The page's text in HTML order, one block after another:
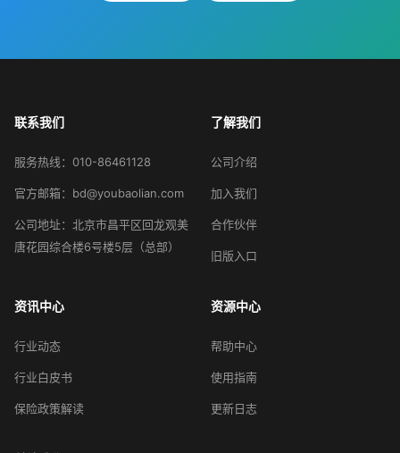
联系我们
服务热线：010-86461128
官方邮箱：bd@youbaolian.com
公司地址：北京市昌平区回龙观美
唐花园综合楼6号楼5层（总部）
了解我们
公司介绍
加入我们
合作伙伴
旧版入口
资讯中心
行业动态
行业白皮书
保险政策解读
资源中心
帮助中心
使用指南
更新日志